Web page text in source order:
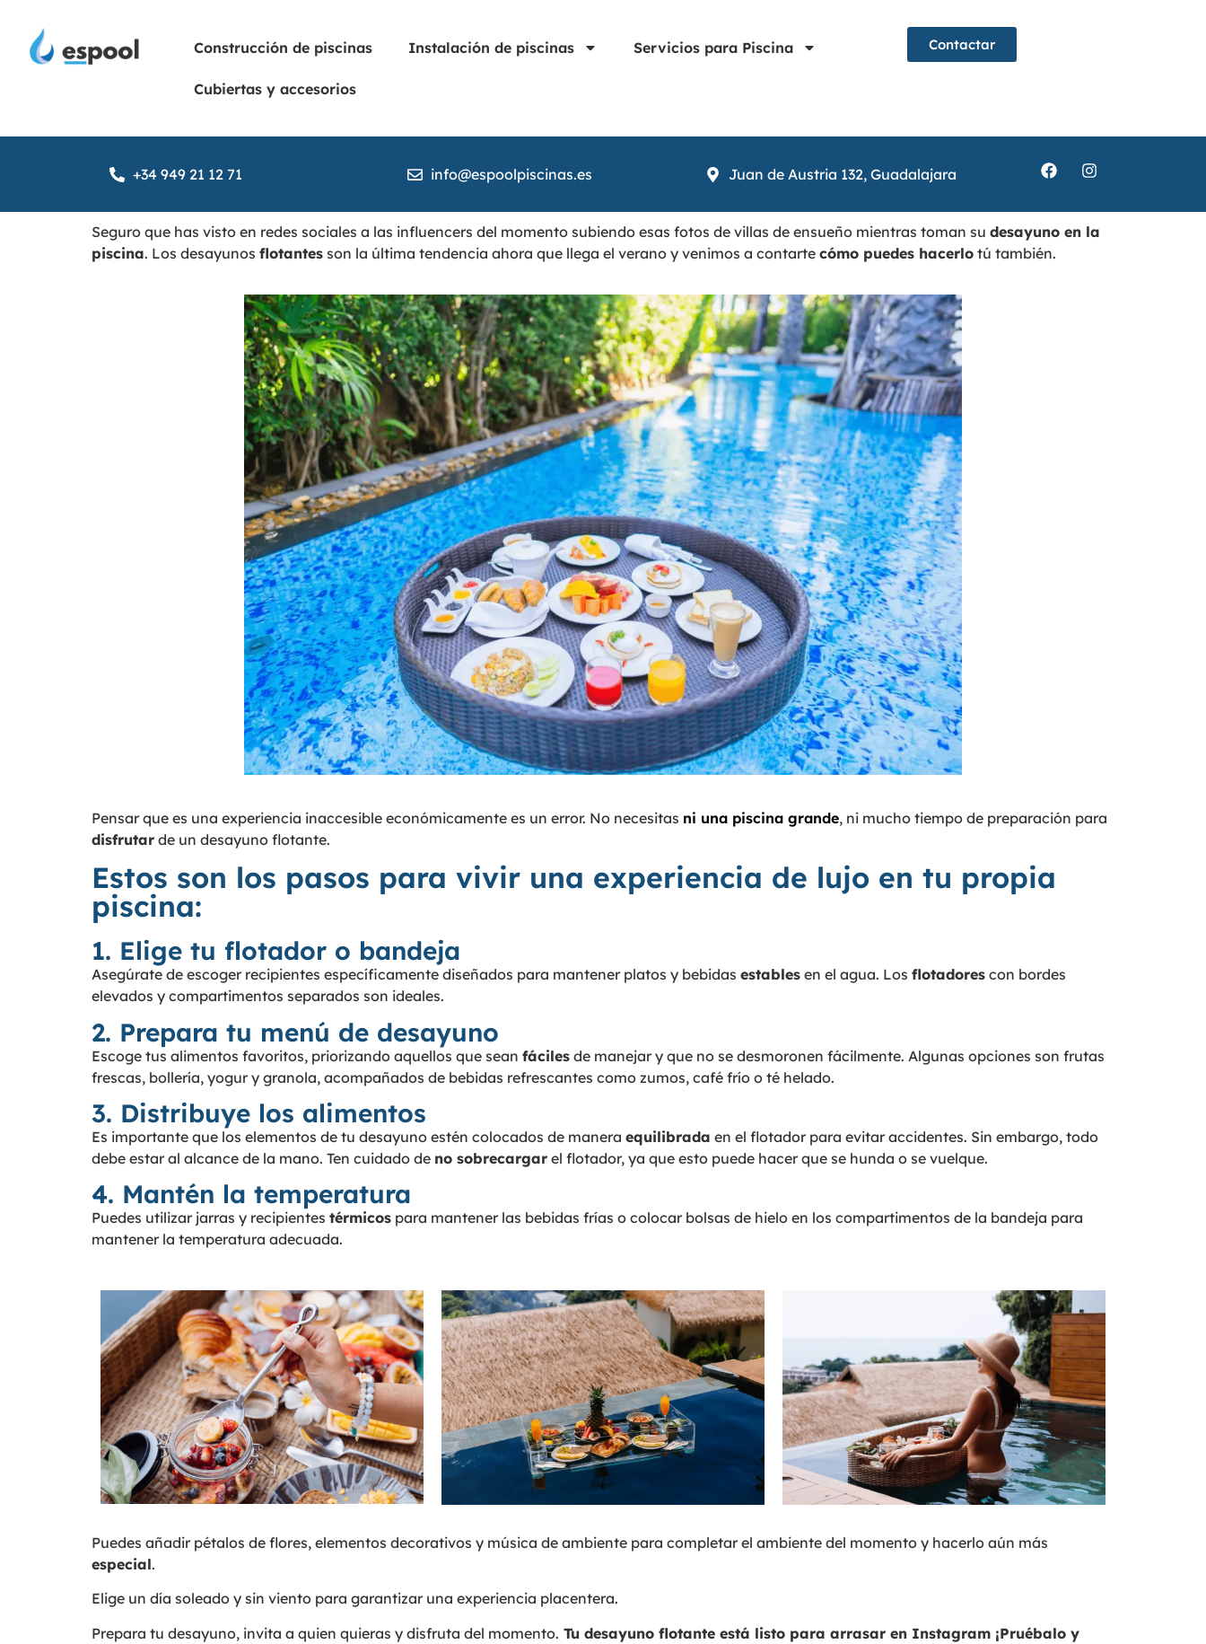
Construcción de piscinas Instalación de piscinas Servicios para Piscina
Cubiertas y accesorios
Contactar
+34 949 21 12 71 info@espoolpiscinas.es Juan de Austria 132, Guadalajara
Seguro que has visto en redes sociales a las influencers del momento subiendo esas fotos de villas de ensueño mientras toman su desayuno en la
piscina. Los desayunos flotantes son la última tendencia ahora que llega el verano y venimos a contarte cómo puedes hacerlo tú también.
Pensar que es una experiencia inaccesible económicamente es un error. No necesitas ni una piscina grande, ni mucho tiempo de preparación para
disfrutar de un desayuno flotante.
Estos son los pasos para vivir una experiencia de lujo en tu propia
piscina:
1. Elige tu flotador o bandeja
Asegúrate de escoger recipientes específicamente diseñados para mantener platos y bebidas estables en el agua. Los flotadores con bordes
elevados y compartimentos separados son ideales.
2. Prepara tu menú de desayuno
Escoge tus alimentos favoritos, priorizando aquellos que sean fáciles de manejar y que no se desmoronen fácilmente. Algunas opciones son frutas
frescas, bollería, yogur y granola, acompañados de bebidas refrescantes como zumos, café frío o té helado.
3. Distribuye los alimentos
Es importante que los elementos de tu desayuno estén colocados de manera equilibrada en el flotador para evitar accidentes. Sin embargo, todo
debe estar al alcance de la mano. Ten cuidado de no sobrecargar el flotador, ya que esto puede hacer que se hunda o se vuelque.
4. Mantén la temperatura
Puedes utilizar jarras y recipientes térmicos para mantener las bebidas frías o colocar bolsas de hielo en los compartimentos de la bandeja para
mantener la temperatura adecuada.
Puedes añadir pétalos de flores, elementos decorativos y música de ambiente para completar el ambiente del momento y hacerlo aún más
especial.
Elige un día soleado y sin viento para garantizar una experiencia placentera.
Prepara tu desayuno, invita a quien quieras y disfruta del momento. Tu desayuno flotante está listo para arrasar en Instagram ¡Pruébalo y